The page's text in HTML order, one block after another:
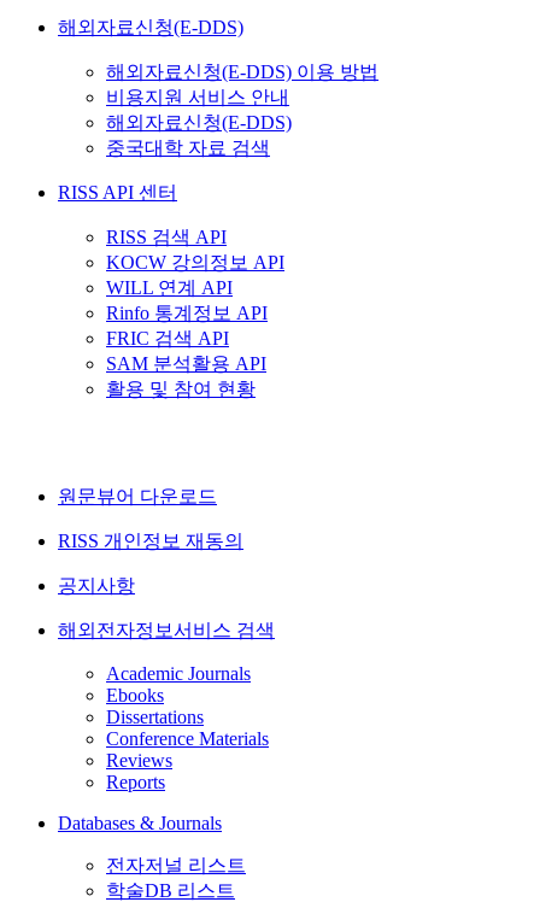
해외자료신청(E-DDS)
해외자료신청(E-DDS) 이용 방법
비용지원 서비스 안내
해외자료신청(E-DDS)
중국대학 자료 검색
RISS API 센터
RISS 검색 API
KOCW 강의정보 API
WILL 연계 API
Rinfo 통계정보 API
FRIC 검색 API
SAM 분석활용 API
활용 및 참여 현황
원문뷰어 다운로드
RISS 개인정보 재동의
공지사항
해외전자정보서비스 검색
Academic Journals
Ebooks
Dissertations
Conference Materials
Reviews
Reports
Databases & Journals
전자저널 리스트
학술DB 리스트